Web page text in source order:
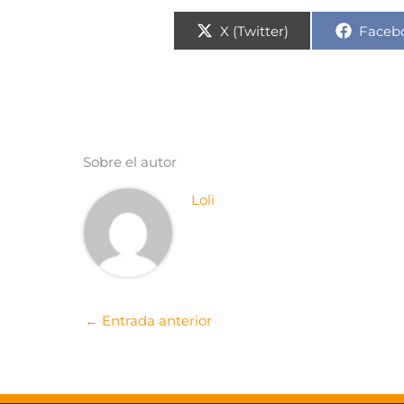
Compartir
en
X (Twitter)
Sobre el autor
Loli
← Entrada anterior